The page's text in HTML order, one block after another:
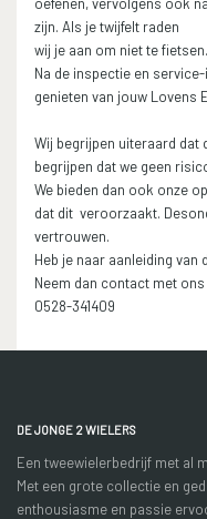
zijn. Als je twijfelt raden
wij je aan om niet te fietsen.
Na de inspectie en
genieten van jouw Lovens
Wij begrijpen uiteraard dat
begrijpen dat we geen
We bieden dan ook onze
dat dit veroorzaakt.
vertrouwen.
Heb je naar aanleiding van
Neem dan contact met ons
0528-341409
DE JONGE 2 WIELERS
Een tweewielerbedrijf met al
Met een grote collectie en
enthousiasme en passie